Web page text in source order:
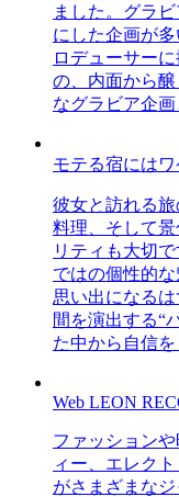
ました。グラ
にした企画が
ロデューサー
の、内面から
なグラビア企画
モテる宿には
彼女と訪れる
料理、そして
リティも大切
ではの個性的
思い出になる
間を演出する“
た中から自信を
Web LEON
ファッション
ィー、エレク
がさまざまな